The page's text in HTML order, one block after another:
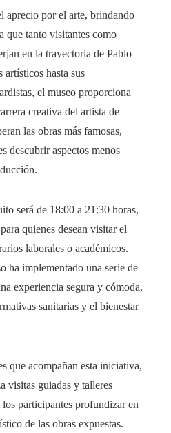
aprecio por el arte, brindando
que tanto visitantes como
en la trayectoria de Pablo
artísticos hasta sus
el museo proporciona
creativa del artista de
las obras más famosas,
descubrir aspectos menos
será de 18:00 a 21:30 horas,
quienes desean visitar el
laborales o académicos.
ha implementado una serie de
experiencia segura y cómoda,
sanitarias y el bienestar
que acompañan esta iniciativa,
visitas guiadas y talleres
participantes profundizar en
de las obras expuestas.